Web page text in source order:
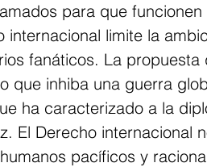
para que
internacional limite la
fanáticos. La
que inhiba una guerra
ha caracterizado a la
El Derecho internacional
pacíficos y